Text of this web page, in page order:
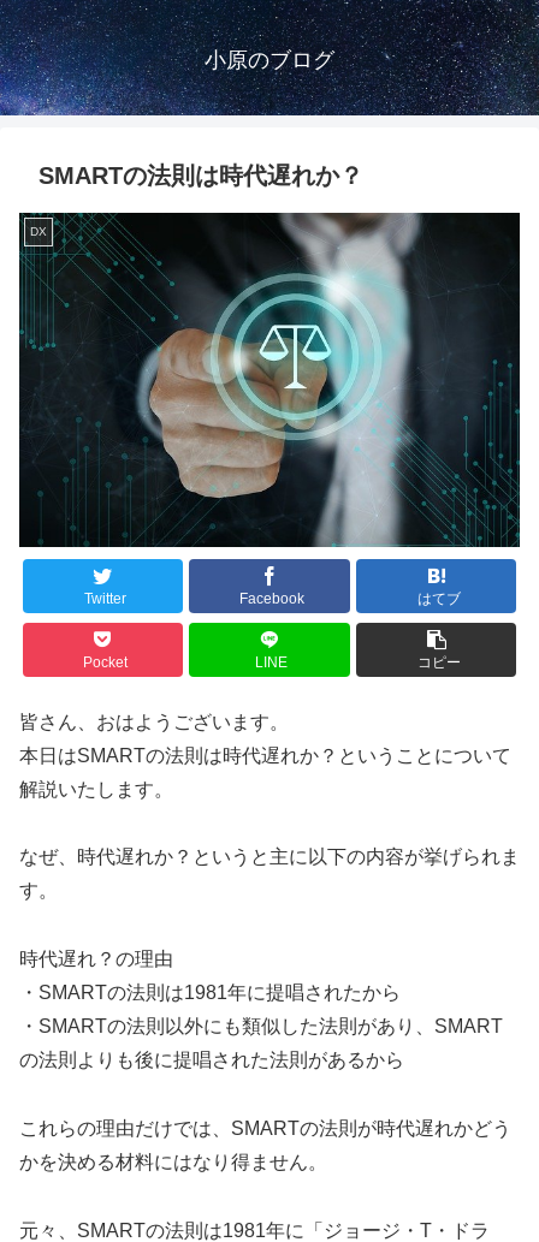
小原のブログ
SMARTの法則は時代遅れか？
DX
Twitter Facebook はてブ
Pocket LINE コピー
皆さん、おはようございます。
本日はSMARTの法則は時代遅れか？ということについて
解説いたします。
なぜ、時代遅れか？というと主に以下の内容が挙げられま
す。
時代遅れ？の理由
・SMARTの法則は1981年に提唱されたから
・SMARTの法則以外にも類似した法則があり、SMART
の法則よりも後に提唱された法則があるから
これらの理由だけでは、SMARTの法則が時代遅れかどう
かを決める材料にはなり得ません。
元々、SMARTの法則は1981年に「ジョージ・T・ドラ